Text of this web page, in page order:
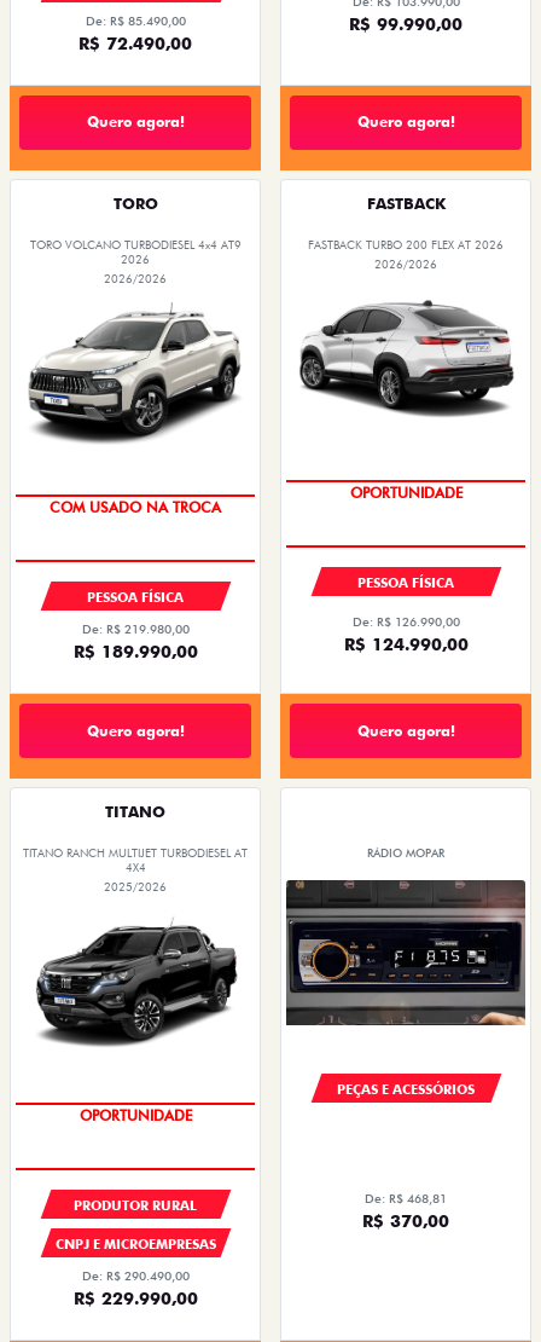
De: R$ 85.490,00
R$ 72.490,00
Quero agora!
R$ 99.990,00
Quero agora!
TORO
TORO VOLCANO TURBODIESEL 4x4 AT9
2026
2026/2026
PESSOA FÍSICA
De: R$ 219.980,00
R$ 189.990,00
Quero agora!
FASTBACK
FASTBACK TURBO 200 FLEX AT 2026
2026/2026
PESSOA FÍSICA
De: R$ 126.990,00
R$ 124.990,00
Quero agora!
TITANO
TITANO RANCH MULTIJET TURBODIESEL AT
4X4
2025/2026
OPORTUNIDADE
PRODUTOR RURAL
CNPJ E MICROEMPRESAS
De: R$ 290.490,00
R$ 229.990,00
RÁDIO MOPAR
PEÇAS E ACESSÓRIOS
De: R$ 468,81
R$ 370,00